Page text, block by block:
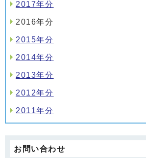
2017年分
2016年分
2015年分
2014年分
2013年分
2012年分
2011年分
お問い合わせ